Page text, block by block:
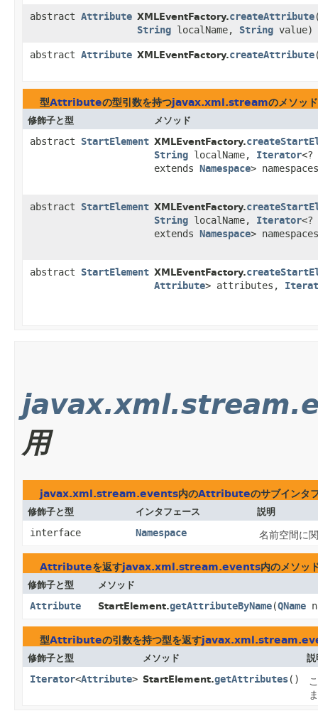
abstract Attribute XMLEventFactory.createAttribute
String localName, String value)
abstract Attribute XMLEventFactory.createAttribute
型Attributeの型引数を持つjavax.xml.streamのメソッ
修飾子と型 メソッド
abstract StartElement XMLEventFactory.
String localName, Iterator
extends Namespace>
abstract StartElement XMLEventFactory.
String localName, Iterator
extends Namespace>
abstract StartElement XMLEventFactory.
Attribute> attributes,
用
javax.xml.stream.events内のAttributeのサブインタ
修飾子と型 インタフェース 説明
interface Namespace 名前空間に
Attributeを返すjavax.xml.stream.events内のメソッ
修飾子と型 メソッド
Attribute StartElement.getAttributeByName​(QName
型Attributeの引数を持つ型を返す
修飾子と型 メソッド 説
Iterator<Attribute> StartElement.getAttributes()